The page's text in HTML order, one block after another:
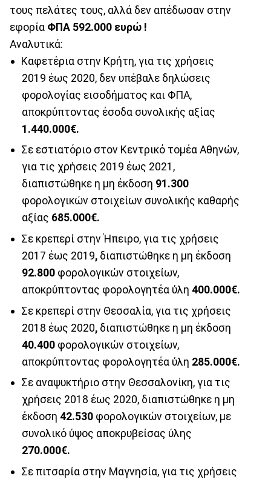
τους πελάτες τους, αλλά δεν απέδωσαν στην
εφορία ΦΠΑ 592.000 ευρώ !
Αναλυτικά:
Καφετέρια στην Κρήτη, για τις χρήσεις
2019 έως 2020, δεν υπέβαλε δηλώσεις
φορολογίας εισοδήματος και ΦΠΑ,
αποκρύπτοντας έσοδα συνολικής αξίας
1.440.000€.
Σε εστιατόριο στον Κεντρικό τομέα Αθηνών,
για τις χρήσεις 2019 έως 2021,
διαπιστώθηκε η μη έκδοση 91.300
φορολογικών στοιχείων συνολικής καθαρής
αξίας 685.000€.
Σε κρεπερί στην Ήπειρο, για τις χρήσεις
2017 έως 2019,διαπιστώθηκε η μη έκδοση
92.800 φορολογικών στοιχείων,
αποκρύπτοντας φορολογητέα ύλη 400.000€.
Σε κρεπερί στην Θεσσαλία, για τις χρήσεις
2018 έως 2020,διαπιστώθηκε η μη έκδοση
40.400 φορολογικών στοιχείων,
αποκρύπτοντας φορολογητέα ύλη 285.000€.
Σε αναψυκτήριο στην Θεσσαλονίκη, για τις
χρήσεις 2018 έως 2020, διαπιστώθηκε η μη
έκδοση 42.530 φορολογικών στοιχείων, με
συνολικό ύψος αποκρυβείσας ύλης
270.000€.
Σε πιτσαρία στην Μαγνησία, για τις χρήσεις